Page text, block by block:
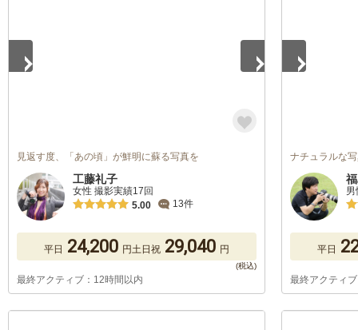
見返す度、「あの頃」が鮮明に蘇る写真を
工藤礼子
女性 撮影実績17回
5.00
13件
平日 24,200 円土日祝 29,040 円
最終アクティブ：12時間以内
ナチュラルな
平日
最終アクティ